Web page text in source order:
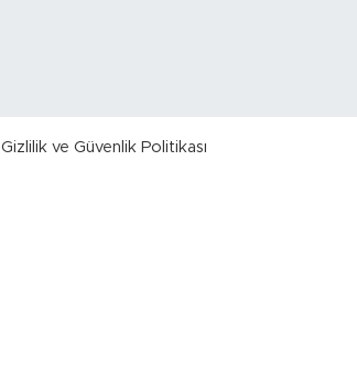
Gizlilik ve Güvenlik Politikası